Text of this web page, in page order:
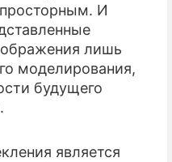
И
лишь
моделирования,
будущего
является